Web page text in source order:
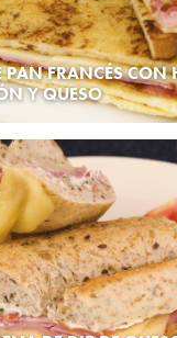
FRANCÉS CON
Y QUESO